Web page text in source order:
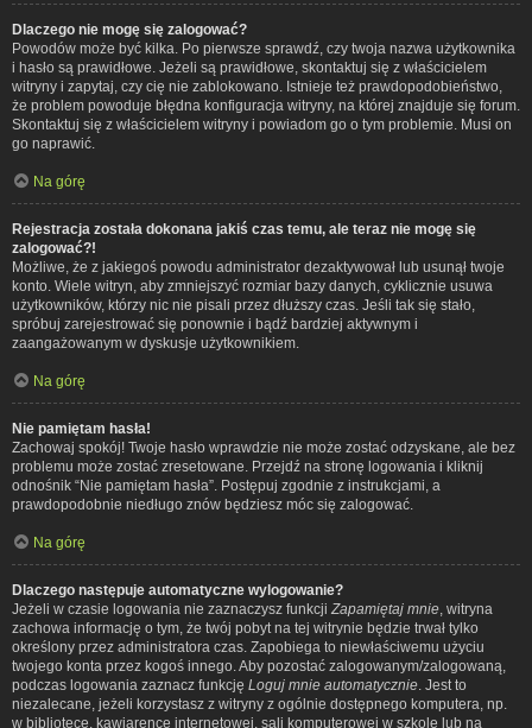
Dlaczego nie mogę się zalogować?
Powodów może być kilka. Po pierwsze sprawdź, czy twoja nazwa użytkownika
i hasło są prawidłowe. Jeżeli są prawidłowe, skontaktuj się z właścicielem
witryny i zapytaj, czy cię nie zablokowano. Istnieje też prawdopodobieństwo,
że problem powoduje błędna konfiguracja witryny, na której znajduje się forum.
Skontaktuj się z właścicielem witryny i powiadom go o tym problemie. Musi on
go naprawić.
Na górę
Rejestracja została dokonana jakiś czas temu, ale teraz nie mogę się
zalogować?!
Możliwe, że z jakiegoś powodu administrator dezaktywował lub usunął twoje
konto. Wiele witryn, aby zmniejszyć rozmiar bazy danych, cyklicznie usuwa
użytkowników, którzy nic nie pisali przez dłuższy czas. Jeśli tak się stało,
spróbuj zarejestrować się ponownie i bądź bardziej aktywnym i
zaangażowanym w dyskusje użytkownikiem.
Na górę
Nie pamiętam hasła!
Zachowaj spokój! Twoje hasło wprawdzie nie może zostać odzyskane, ale bez
problemu może zostać zresetowane. Przejdź na stronę logowania i kliknij
odnośnik “Nie pamiętam hasła”. Postępuj zgodnie z instrukcjami, a
prawdopodobnie niedługo znów będziesz móc się zalogować.
Na górę
Dlaczego następuje automatyczne wylogowanie?
Jeżeli w czasie logowania nie zaznaczysz funkcji Zapamiętaj mnie , witryna
zachowa informację o tym, że twój pobyt na tej witrynie będzie trwał tylko
określony przez administratora czas. Zapobiega to niewłaściwemu użyciu
twojego konta przez kogoś innego. Aby pozostać zalogowanym/zalogowaną,
podczas logowania zaznacz funkcję Loguj mnie automatycznie . Jest to
niezalecane, jeżeli korzystasz z witryny z ogólnie dostępnego komputera, np.
w bibliotece, kawiarence internetowej, sali komputerowej w szkole lub na